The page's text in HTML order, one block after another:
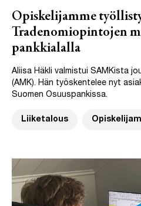
Opiskelijamme
Tradenomiopintojen
pankkialalla
Aliisa Häkli valmistui SAMKista
(AMK). Hän työskentelee nyt
Suomen Osuuspankissa.
Liiketalous